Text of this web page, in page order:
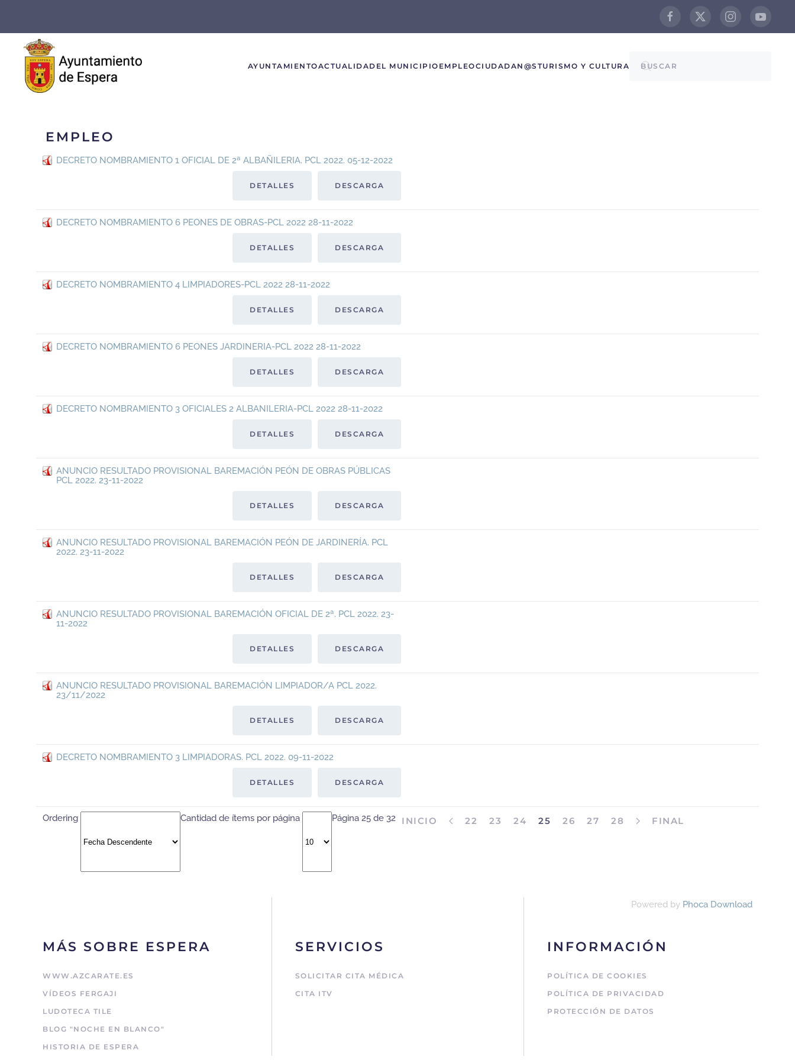
Skip to main content
AYUNTAMIENTOACTUALIDAD EL MUNICIPIO EMPLEOCIUDADAN@S TURISMO Y CULTURA
EMPLEO
DECRETO NOMBRAMIENTO 1 OFICIAL DE 2ª ALBAÑILERIA. PCL 2022. 05-12-2022
DESCARGA
DETALLES
DECRETO NOMBRAMIENTO 6 PEONES DE OBRAS-PCL 2022 28-11-2022
DESCARGA
DETALLES
DECRETO NOMBRAMIENTO 4 LIMPIADORES-PCL 2022 28-11-2022
DESCARGA
DETALLES
DECRETO NOMBRAMIENTO 6 PEONES JARDINERIA-PCL 2022 28-11-2022
DESCARGA
DETALLES
DECRETO NOMBRAMIENTO 3 OFICIALES 2 ALBANILERIA-PCL 2022 28-11-2022
DESCARGA
DETALLES
ANUNCIO RESULTADO PROVISIONAL BAREMACIÓN PEÓN DE OBRAS PÚBLICAS
PCL 2022. 23-11-2022
DESCARGA
DETALLES
ANUNCIO RESULTADO PROVISIONAL BAREMACIÓN PEÓN DE JARDINERÍA. PCL
2022. 23-11-2022
DESCARGA
DETALLES
ANUNCIO RESULTADO PROVISIONAL BAREMACIÓN OFICIAL DE 2ª. PCL 2022. 23-
11-2022
DESCARGA
DETALLES
ANUNCIO RESULTADO PROVISIONAL BAREMACIÓN LIMPIADOR/A PCL 2022.
23/11/2022
DESCARGA
DETALLES
DECRETO NOMBRAMIENTO 3 LIMPIADORAS. PCL 2022. 09-11-2022
DESCARGA
DETALLES
Ordering Cantidad de ítems por página Página 25 de 32 INICIO 22 23 24 25 26 27 28 FINAL
Powered by Phoca Download
MÁS SOBRE ESPERA
WWW.AZCARATE.ES
VÍDEOS FERGAJI
LUDOTECA TILE
BLOG "NOCHE EN BLANCO"
HISTORIA DE ESPERA
SERVICIOS
SOLICITAR CITA MÉDICA
CITA ITV
INFORMACIÓN
POLÍTICA DE COOKIES
POLÍTICA DE PRIVACIDAD
PROTECCIÓN DE DATOS